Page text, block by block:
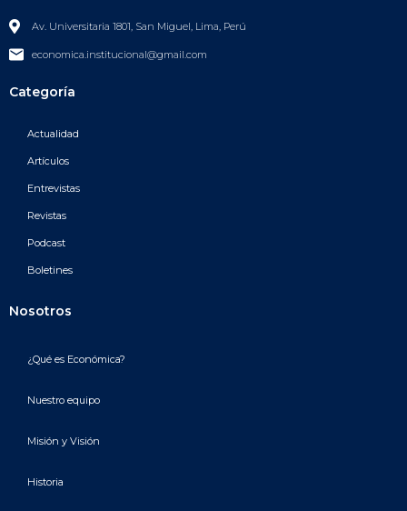
Av. Universitaria 1801, San Miguel, Lima, Perú
economica.institucional@gmail.com
Categoría
Actualidad
Artículos
Entrevistas
Revistas
Podcast
Boletines
Nosotros
¿Qué es Económica?
Nuestro equipo
Misión y Visión
Historia